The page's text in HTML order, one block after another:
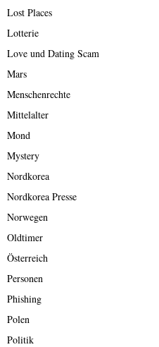
Lost Places
Lotterie
Love und Dating Scam
Mars
Menschenrechte
Mittelalter
Mond
Mystery
Nordkorea
Nordkorea Presse
Norwegen
Oldtimer
Österreich
Personen
Phishing
Polen
Politik